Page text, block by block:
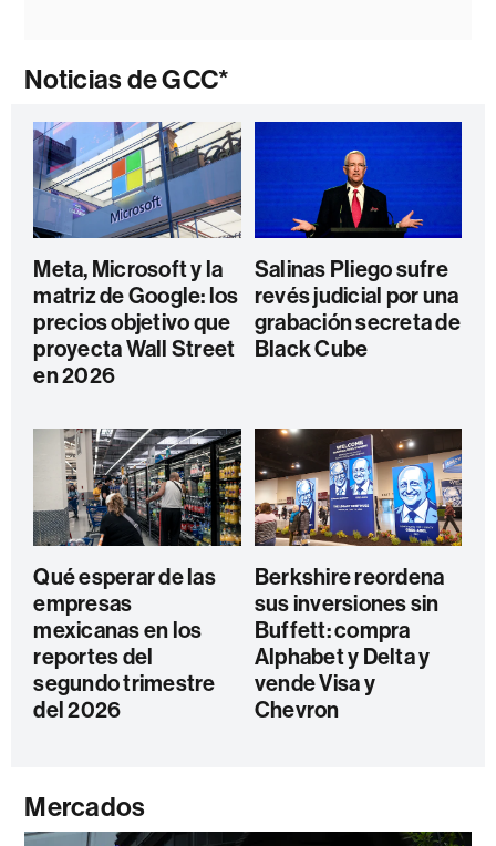
Noticias de GCC*
Meta, Microsoft y la
matriz de Google: los
precios objetivo que
proyecta Wall Street
en 2026
Salinas Pliego sufre
revés judicial por una
grabación secreta de
Black Cube
Qué esperar de las
empresas
mexicanas en los
reportes del
segundo trimestre
del 2026
Berkshire reordena
sus inversiones sin
Buffett: compra
Alphabet y Delta y
vende Visa y
Chevron
Mercados